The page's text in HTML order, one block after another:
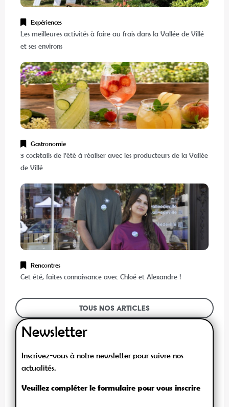
Expériences
Les meilleures activités à faire au frais dans la Vallée de Villé
et ses environs
Gastronomie
3 cocktails de l’été à réaliser avec les producteurs de la Vallée
de Villé
Rencontres
Cet été, faites connaissance avec Chloé et Alexandre !
Tous nos articles
Newsletter
Inscrivez-vous à notre newsletter pour suivre nos
actualités.
Veuillez compléter le formulaire pour vous inscrire